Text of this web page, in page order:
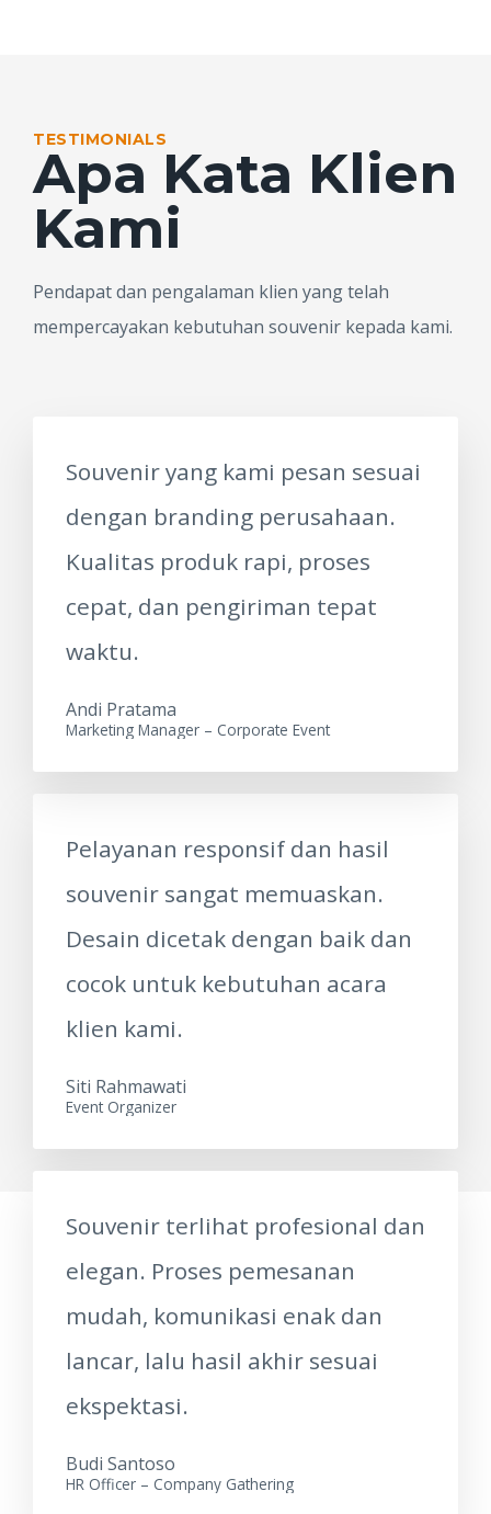
TESTIMONIALS
Apa Kata Klien
Kami
Pendapat dan pengalaman klien yang telah
mempercayakan kebutuhan souvenir kepada kami.
Souvenir yang kami pesan sesuai
dengan branding perusahaan.
Kualitas produk rapi, proses
cepat, dan pengiriman tepat
waktu.
Andi Pratama
Marketing Manager – Corporate Event
Pelayanan responsif dan hasil
souvenir sangat memuaskan.
Desain dicetak dengan baik dan
cocok untuk kebutuhan acara
klien kami.
Siti Rahmawati
Event Organizer
Souvenir terlihat profesional dan
elegan. Proses pemesanan
mudah, komunikasi enak dan
lancar, lalu hasil akhir sesuai
ekspektasi.
Budi Santoso
HR Officer – Company Gathering